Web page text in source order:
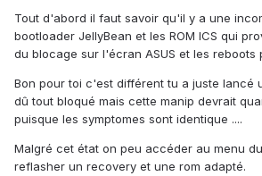
Tout d'abord il faut savoir qu'il y a une
bootloader JellyBean et les ROM ICS qui
du blocage sur l'écran ASUS et les reboots
Bon pour toi c'est différent tu a juste lancé
dû tout bloqué mais cette manip devrait
puisque les symptomes sont identique ....
Malgré cet état on peu accéder au menu
reflasher un recovery et une rom adapté.